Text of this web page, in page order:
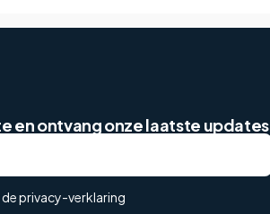
en ontvang onze laatste updates
privacy-verklaring